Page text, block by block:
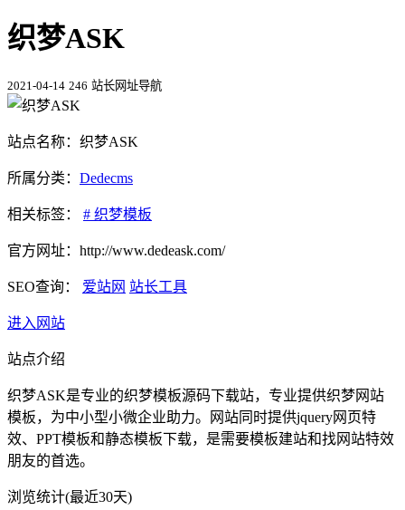
织梦ASK
2021-04-14 246 站长网址导航
站点名称：织梦ASK
所属分类： Dedecms
相关标签： # 织梦模板
官方网址：http://www.dedeask.com/
SEO查询： 爱站网 站长工具
进入网站
站点介绍
织梦ASK是专业的织梦模板源码下载站，专业提供织梦网站
模板，为中小型小微企业助力。网站同时提供jquery网页特
效、PPT模板和静态模板下载，是需要模板建站和找网站特效
朋友的首选。
浏览统计(最近30天)